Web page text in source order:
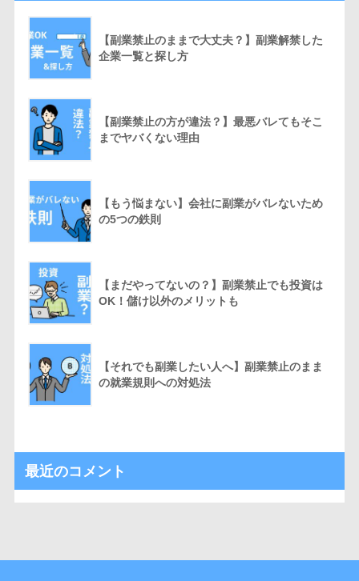
【副業禁止のままで大丈夫？】副業解禁した
企業一覧と探し方
【副業禁止の方が違法？】最悪バレてもそこ
までヤバくない理由
【もう悩まない】会社に副業がバレないため
の5つの鉄則
【まだやってないの？】副業禁止でも投資は
OK！儲け以外のメリットも
【それでも副業したい人へ】副業禁止のまま
の就業規則への対処法
最近のコメント